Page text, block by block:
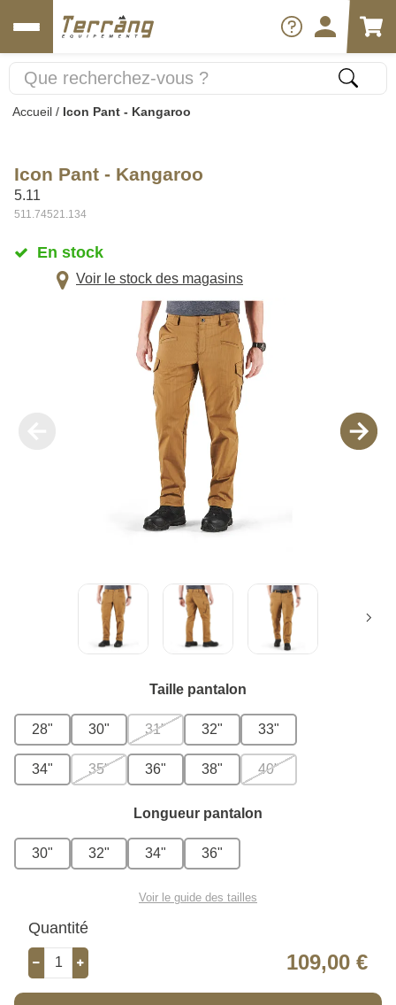
Accueil / Icon Pant - Kangaroo
Icon Pant - Kangaroo
5.11
511.74521.134
En stock
Voir le stock des magasins
Taille pantalon
28" 30" 31" 32" 33"
34" 35" 36" 38" 40"
Longueur pantalon
30" 32" 34" 36"
Voir le guide des tailles
Quantité
109,00 €